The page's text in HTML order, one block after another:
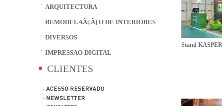
ARQUITECTURA
REMODELAÃ‡ÃƒO DE INTERIORES
DIVERSOS
IMPRESSAO DIGITAL
CLIENTES
Stand